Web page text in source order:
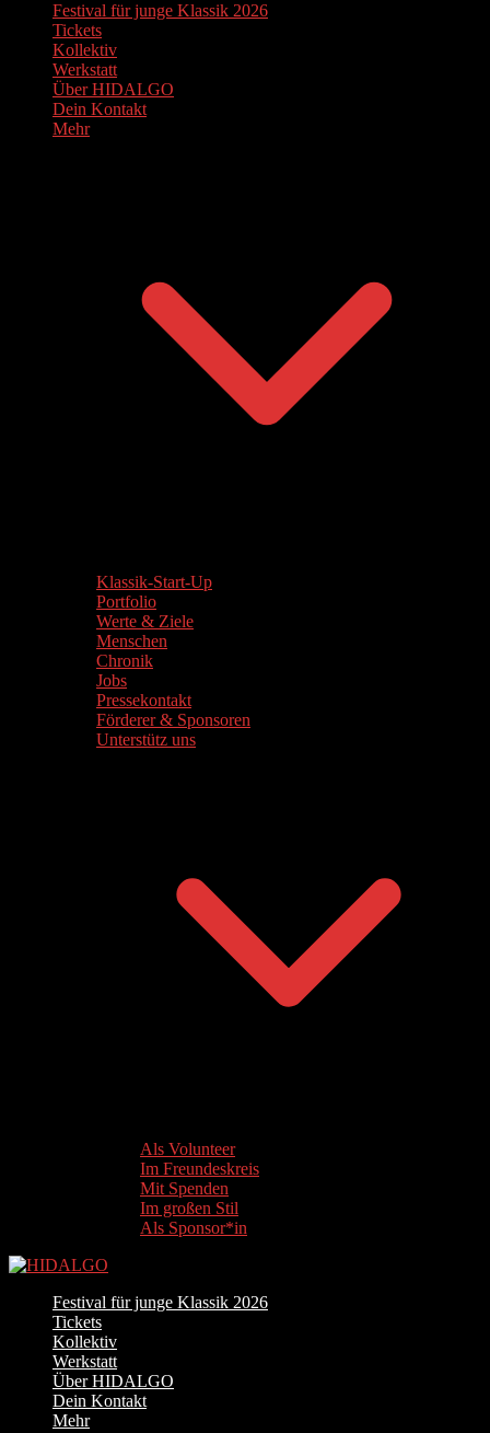
Festival für junge Klassik 2026
Tickets
Kollektiv
Werkstatt
Über HIDALGO
Dein Kontakt
Mehr
Klassik-Start-Up
Portfolio
Werte & Ziele
Menschen
Chronik
Jobs
Pressekontakt
Förderer & Sponsoren
Unterstütz uns
Als Volunteer
Im Freundeskreis
Mit Spenden
Im großen Stil
Als Sponsor*in
Festival für junge Klassik 2026
Tickets
Kollektiv
Werkstatt
Über HIDALGO
Dein Kontakt
Mehr